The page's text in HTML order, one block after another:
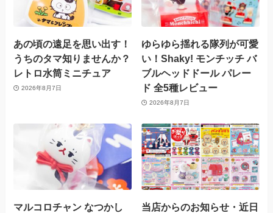
あの頃の遠足を思い出す！
うちのタマ知りませんか？
レトロ水筒ミニチュア
2026年8月7日
ゆらゆら揺れる隊列が可愛
い！Shaky! モンチッチ バ
ブルヘッドドール パレー
ド 全5種レビュー
2026年8月7日
マルコロチャン なつかし
当店からのお知らせ・近日